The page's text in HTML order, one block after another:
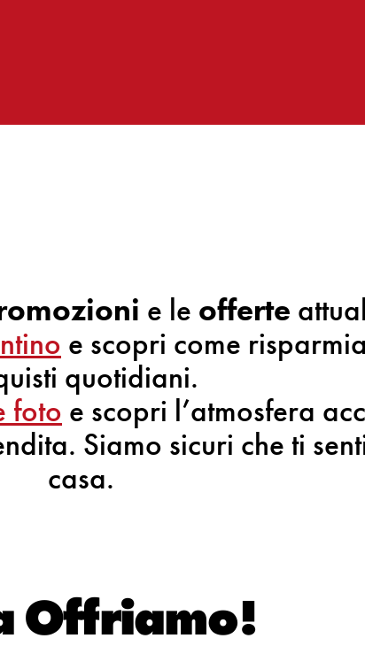
e le offerte
e scopri come
quotidiani.
foto e scopri l’atmosfera
Siamo sicuri che ti
casa.
Offriamo!